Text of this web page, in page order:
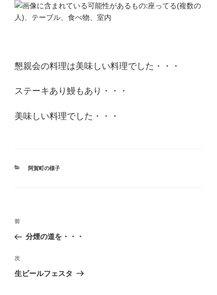
懇親会の料理は美味しい料理でした・・・
ステーキあり鰻もあり・・・
美味しい料理でした・・・
カ
阿賀町の様子
投
ビ
ゲ
過
去
投
稿
前
分煙の道を・・・
次
の
次
生ビールフェスタ